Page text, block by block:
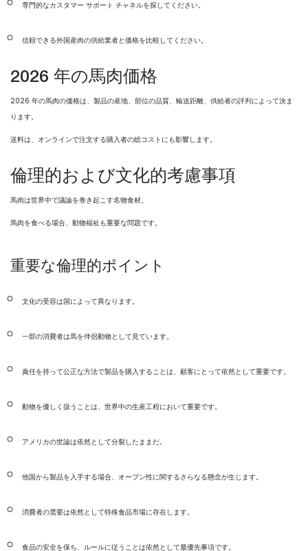
専門的なカスタマー サポート チャネルを探してください。
信頼できる外国産肉の供給業者と価格を比較してください。
2026 年の馬肉価格
2026 年の馬肉の価格は、製品の産地、部位の品質、輸送距離、供給者の評判によって決ま
ります。
送料は、オンラインで注文する購入者の総コストにも影響します。
倫理的および文化的考慮事項
馬肉は世界中で議論を巻き起こす名物食材。
馬肉を食べる場合、動物福祉も重要な問題です。
重要な倫理的ポイント
文化の受容は国によって異なります。
一部の消費者は馬を伴侶動物として見ています。
責任を持って公正な方法で製品を購入することは、顧客にとって依然として重要です。
動物を優しく扱うことは、世界中の生産工程において重要です。
アメリカの世論は依然として分裂したままだ。
他国から製品を入手する場合、オープン性に関するさらなる懸念が生じます。
消費者の需要は依然として特殊食品市場に存在します。
食品の安全を保ち、ルールに従うことは依然として最優先事項です。